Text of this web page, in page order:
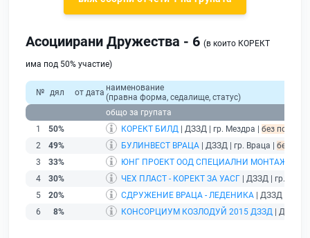
Асоциирани Дружества - 6 (в които КОРЕКТ
има под 50% участие)
№ дял от дата наименование
(правна форма, седалище, статус)
общо за групата
1
50% КОРЕКТ БИЛД | ДЗЗД | гр. Мездра | без
2
49% БУЛИНВЕСТ ВРАЦА | ДЗЗД | гр. Враца | без
3
33%
ЮНГ ПРОЕКТ ООД СПЕЦИАЛНИ МОНТАЖИ -
4
30% ЧЕХ ПЛАСТ - КОРЕКТ ЗА УАСГ | ДЗЗД | гр.
5
20% СДРУЖЕНИЕ ВРАЦА - ЛЕДЕНИКА | ДЗЗД | гр.
6
8% КОНСОРЦИУМ КОЗЛОДУЙ 2015 ДЗЗД | ДЗЗД |